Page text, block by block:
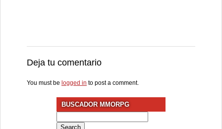
Deja tu comentario
You must be logged in to post a comment.
BUSCADOR MMORPG
for: